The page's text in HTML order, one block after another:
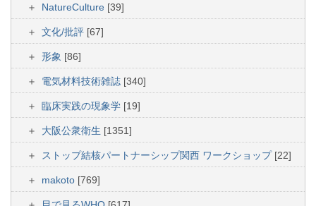
NatureCulture [39]
文化/批評 [67]
形象 [86]
電気材料技術雑誌 [340]
臨床実践の現象学 [19]
大阪公衆衛生 [1351]
ストップ結核パートナーシップ関西 ワークショップ [22]
makoto [769]